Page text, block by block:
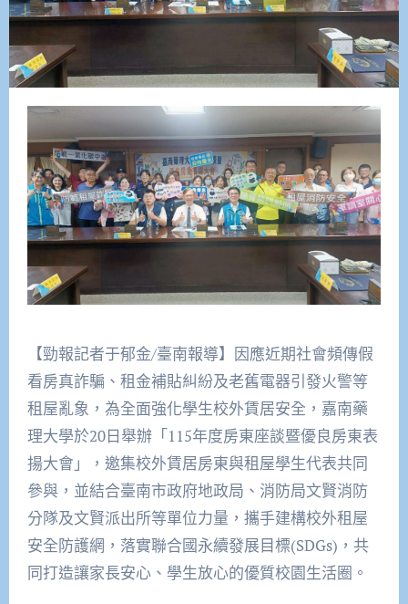
【勁報記者于郁金/臺南報導】因應近期社會頻傳假
看房真詐騙、租金補貼糾紛及老舊電器引發火警等
租屋亂象，為全面強化學生校外賃居安全，嘉南藥
理大學於20日舉辦「115年度房東座談暨優良房東表
揚大會」，邀集校外賃居房東與租屋學生代表共同
參與，並結合臺南市政府地政局、消防局文賢消防
分隊及文賢派出所等單位力量，攜手建構校外租屋
安全防護網，落實聯合國永續發展目標(SDGs)，共
同打造讓家長安心、學生放心的優質校園生活圈。